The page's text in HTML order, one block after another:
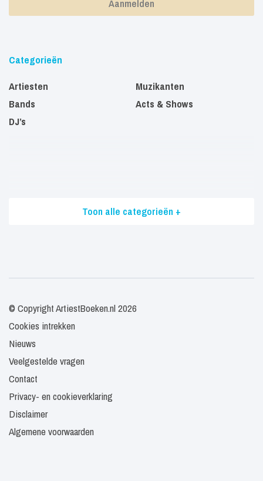
Categorieën
Artiesten
Bands
DJ’s
Muzikanten
Acts & Shows
Toon alle categorieën +
© Copyright ArtiestBoeken.nl 2026
Cookies intrekken
Nieuws
Veelgestelde vragen
Contact
Privacy- en cookieverklaring
Disclaimer
Algemene voorwaarden